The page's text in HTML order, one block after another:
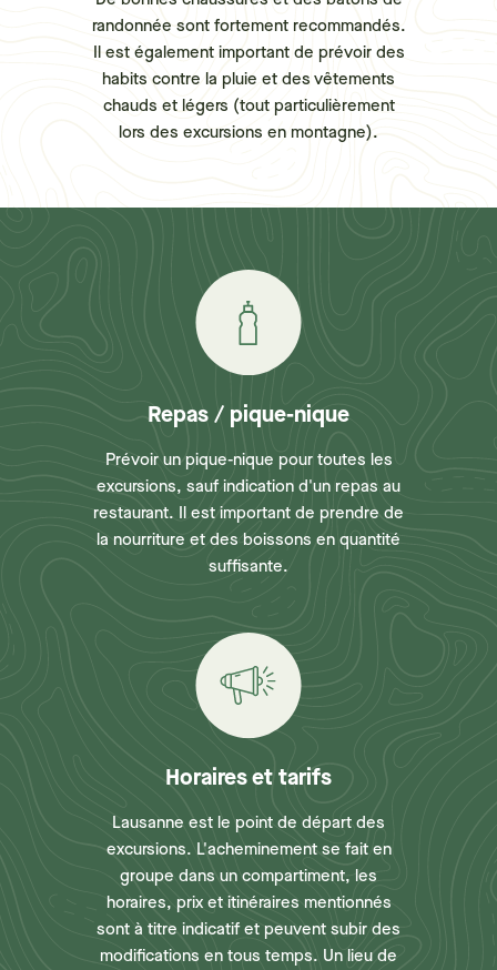
randonnée sont fortement recommandés.
Il est également important de prévoir des
habits contre la pluie et des vêtements
chauds et légers (tout particulièrement
lors des excursions en montagne).
Repas / pique-nique
Prévoir un pique-nique pour toutes les
excursions, sauf indication d'un repas au
restaurant. Il est important de prendre de
la nourriture et des boissons en quantité
suffisante.
Horaires et tarifs
Lausanne est le point de départ des
excursions. L'acheminement se fait en
groupe dans un compartiment, les
horaires, prix et itinéraires mentionnés
sont à titre indicatif et peuvent subir des
modifications en tous temps. Un lieu de